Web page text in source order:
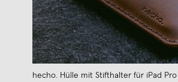
hecho. Hülle mit Stifthalter für iPad Pro